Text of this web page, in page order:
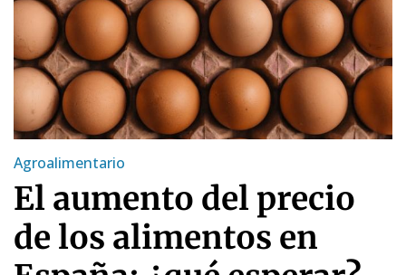
Agroalimentario
El aumento del precio
de los alimentos en